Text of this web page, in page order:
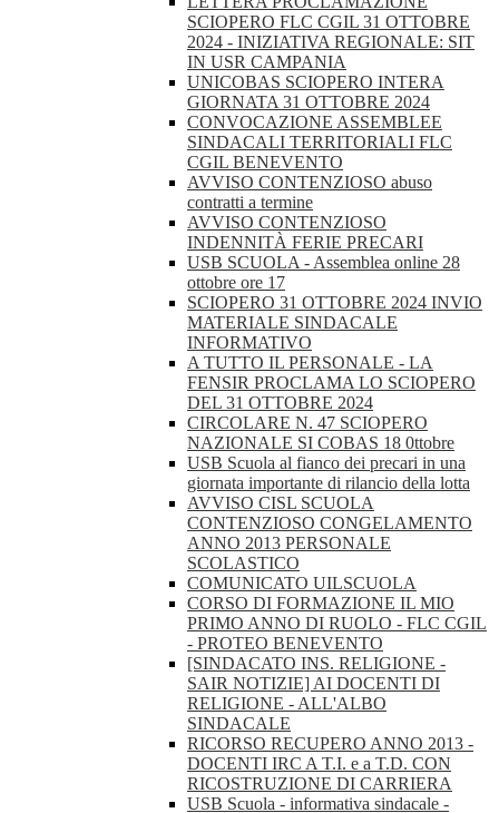
SCIOPERO FLC CGIL 31 OTTOBRE
2024 - INIZIATIVA REGIONALE: SIT
IN USR CAMPANIA
UNICOBAS SCIOPERO INTERA
GIORNATA 31 OTTOBRE 2024
CONVOCAZIONE ASSEMBLEE
SINDACALI TERRITORIALI FLC
CGIL BENEVENTO
AVVISO CONTENZIOSO abuso
contratti a termine
AVVISO CONTENZIOSO
INDENNITÀ FERIE PRECARI
USB SCUOLA - Assemblea online 28
ottobre ore 17
SCIOPERO 31 OTTOBRE 2024 INVIO
MATERIALE SINDACALE
INFORMATIVO
A TUTTO IL PERSONALE - LA
FENSIR PROCLAMA LO SCIOPERO
DEL 31 OTTOBRE 2024
CIRCOLARE N. 47 SCIOPERO
NAZIONALE SI COBAS 18 0ttobre
USB Scuola al fianco dei precari in una
giornata importante di rilancio della lotta
AVVISO CISL SCUOLA
CONTENZIOSO CONGELAMENTO
ANNO 2013 PERSONALE
SCOLASTICO
COMUNICATO UILSCUOLA
CORSO DI FORMAZIONE IL MIO
PRIMO ANNO DI RUOLO - FLC CGIL
- PROTEO BENEVENTO
[SINDACATO INS. RELIGIONE -
SAIR NOTIZIE] AI DOCENTI DI
RELIGIONE - ALL'ALBO
SINDACALE
RICORSO RECUPERO ANNO 2013 -
DOCENTI IRC A T.I. e a T.D. CON
RICOSTRUZIONE DI CARRIERA
USB Scuola - informativa sindacale -